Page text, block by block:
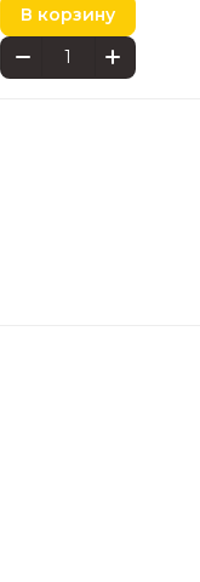
В корзину